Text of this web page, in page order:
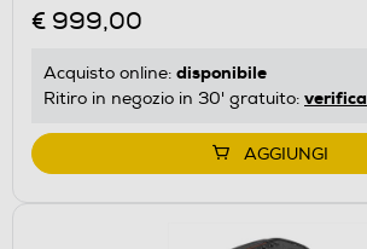
€ 999,00
Acquisto online: disponibile
Ritiro in negozio in 30' gratuito: verifica
AGGIUNGI